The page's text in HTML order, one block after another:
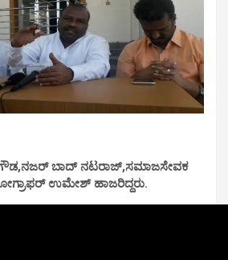
ಬಾದ್ ನಟರಾಜ್,ಸಮಾಜಸೇವಕ
ಉಮೇಶ್ ಹಾಜರಿದ್ದರು.